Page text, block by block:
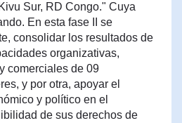
Sur, RD Congo." Cuya
En esta fase II se
consolidar los resultados de
organizativas,
comerciales de 09
y por otra, apoyar el
y político en el
de sus derechos de